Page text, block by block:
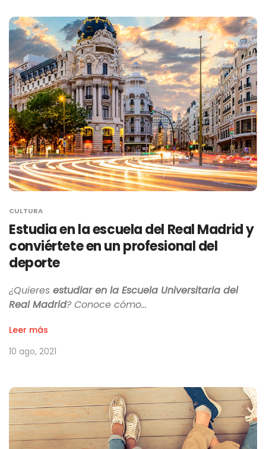
CULTURA
Estudia en la escuela del Real Madrid y
conviértete en un profesional del
deporte
¿Quieres estudiar en la Escuela Universitaria del
Real Madrid? Conoce cómo…
Leer más
10 ago, 2021